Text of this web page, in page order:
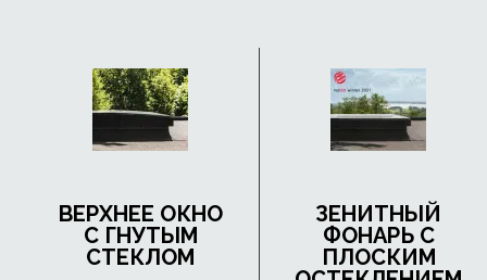
ВЕРХНЕЕ ОКНО
С ГНУТЫМ
СТЕКЛОМ
ЗЕНИТНЫЙ
ФОНАРЬ С
ПЛОСКИМ